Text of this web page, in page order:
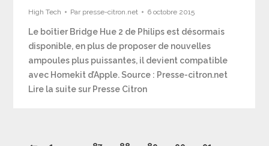
High Tech Par presse-citron.net 6 octobre 2015
Le boîtier Bridge Hue 2 de Philips est désormais
disponible, en plus de proposer de nouvelles
ampoules plus puissantes, il devient compatible
avec Homekit d’Apple. Source : Presse-citron.net
Lire la suite sur Presse Citron